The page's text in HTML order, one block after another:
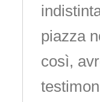
piazza
così,